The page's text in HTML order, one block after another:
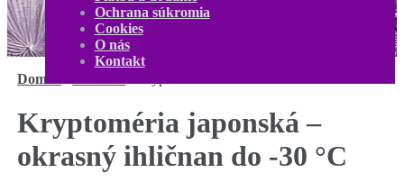
Ochrana súkromia
Cookies
O nás
Kontakt
€ 0 produktov
Domov
Kryptoméria japonská –
okrasný ihličnan do -30 °C